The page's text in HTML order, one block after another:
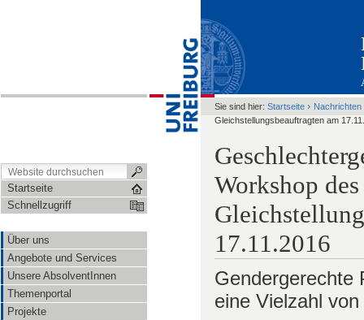
Startseite
Schnellzugriff
Über uns
Angebote und Services
Unsere AbsolventInnen
Themenportal
Projekte
Sie sind hier: Startseite › Nachrichten
Gleichstellungsbeauftragten am
Workshop
17.11.2016
Gendergerechte
eine Vielzahl